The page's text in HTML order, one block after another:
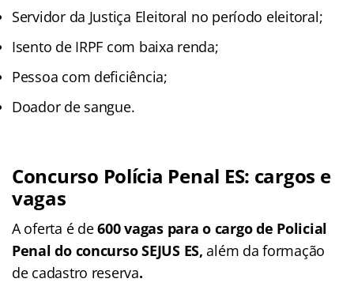
Servidor da Justiça Eleitoral no período eleitoral;
Isento de IRPF com baixa renda;
Pessoa com deficiência;
Doador de sangue.
Concurso Polícia Penal ES: cargos e
vagas
A oferta é de600 vagas para o cargo de Policial
Penal do concurso SEJUS ES,além da formação
de cadastro reserva.